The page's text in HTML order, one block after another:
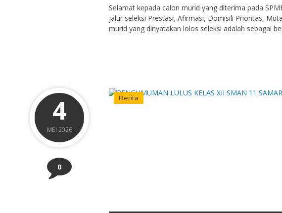
Selamat kepada calon murid yang diterima pada
jalur seleksi Prestasi, Afirmasi, Domisili Prioritas,
murid yang dinyatakan lolos seleksi adalah sebagai
4
MEI 2026
0
Berita